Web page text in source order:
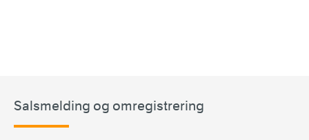
Salsmelding og omregistrering